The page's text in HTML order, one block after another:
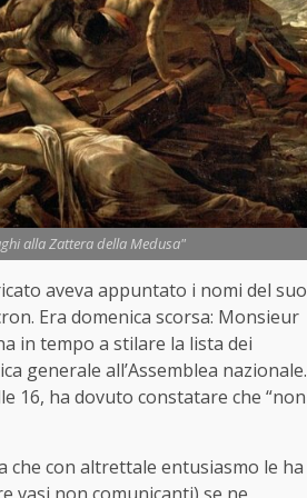
alla Zattera della Medusa"
aveva appuntato i nomi del suo
Era domenica scorsa: Monsieur
in tempo a stilare la lista dei
generale all’Assemblea nazionale.
16, ha dovuto constatare che “non
che con altrettale entusiasmo le ha